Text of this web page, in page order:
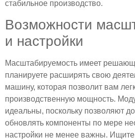
стабильное производство.
Возможности
и настройки
Масштабируемость имеет
планируете расширять свою
машину, которая позволит вам
производственную мощность.
идеальны, поскольку позволяют
обновлять компоненты по мере
настройки не менее важны.